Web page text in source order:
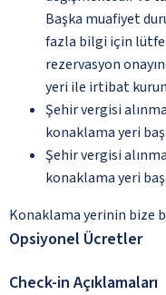
Başka muafiyet
fazla bilgi için
rezervasyon
yeri ile irtibat
Şehir vergisi
konaklama yeri
Şehir vergisi
konaklama yeri
Konaklama yerinin bize
Opsiyonel Ücretler
Check-in Açıklamaları